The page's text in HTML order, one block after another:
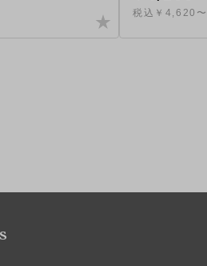
税込￥4,620〜